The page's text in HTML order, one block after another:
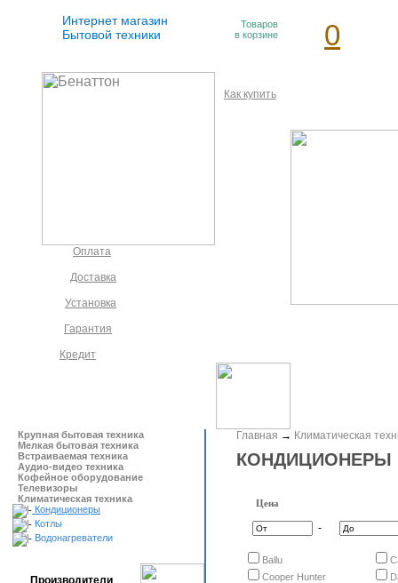
Интернет магазин
Бытовой техники
Товаров
в корзине
0
Как купить
Оплата
Доставка
Установка
Гарантия
Кредит
Крупная бытовая техника
Мелкая бытовая техника
Встраиваемая техника
Аудио-видео техника
Кофейное оборудование
Телевизоры
Климатическая техника
Кондиционеры
Котлы
Водонагреватели
Производители
Главная → Климатическая
КОНДИЦИОНЕРЫ
Цена
-
Ballu
Cooper Hunter